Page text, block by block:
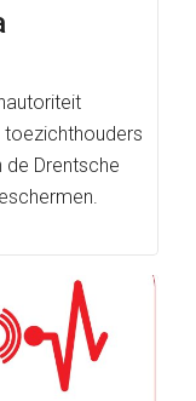
toezichthouders
de Drentsche